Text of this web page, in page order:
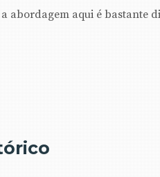
abordagem aqui é bastante